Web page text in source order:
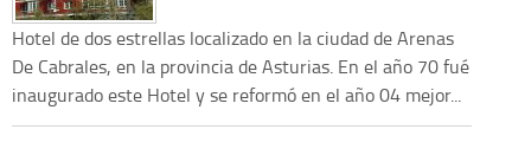
Hotel de dos estrellas localizado en la ciudad de Arenas
De Cabrales, en la provincia de Asturias. En el año 70 fué
inaugurado este Hotel y se reformó en el año 04 mejor...